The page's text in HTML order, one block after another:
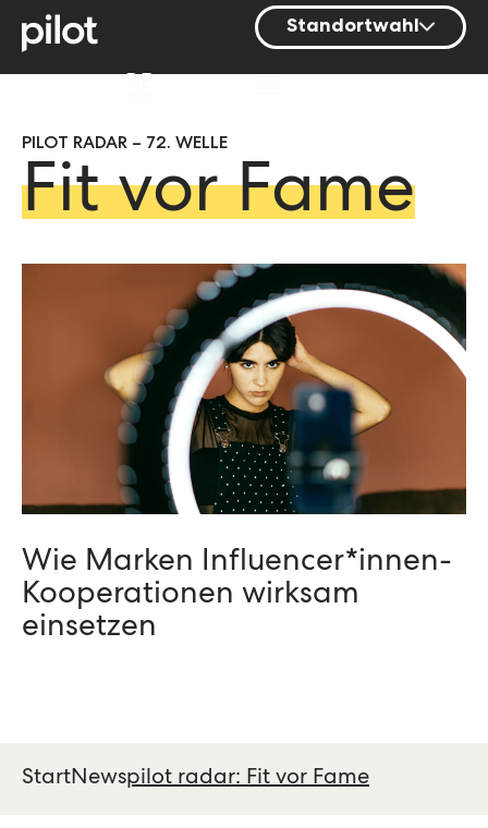
Standortwahl
Berlin
München
Stuttgart
PILOT RADAR – 72. WELLE
Fit vor Fame
Wie Marken Influencer*innen-
Kooperationen wirksam
einsetzen
StartNewspilot radar: Fit vor Fame